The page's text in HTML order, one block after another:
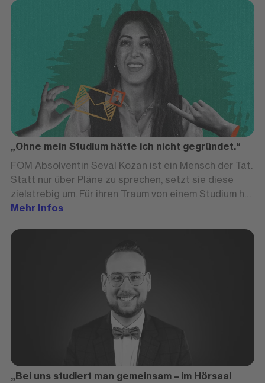
berufsbegleitenden Studiums und die Bedeutung von
Vielfalt an der FOM Hochschule gesprochen.
„Ohne mein Studium hätte ich nicht gegründet.“
FOM Absolventin Seval Kozan ist ein Mensch der Tat.
Statt nur über Pläne zu sprechen, setzt sie diese
zielstrebig um. Für ihren Traum von einem Studium hat
sie in den vergangenen Jahren ihr gesamtes Leben
alleinerziehende Mutter ihr eigenes Start-up. Der
Sprung in die Selbständigkeit ist ihr gelungen: „Wer
Träume hat, sollte niemals aufgeben, diese wahr
werden zu lassen“, sagt die junge Frau.
Mehr Infos
„Bei uns studiert man gemeinsam – im Hörsaal